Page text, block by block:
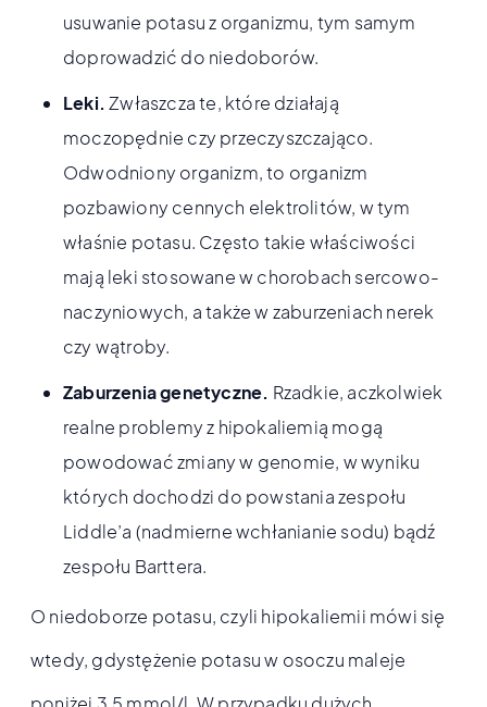
usuwanie potasu z organizmu, tym samym
doprowadzić do niedoborów.
Leki. Zwłaszcza te, które działają
moczopędnie czy przeczyszczająco.
Odwodniony organizm, to organizm
pozbawiony cennych elektrolitów, w tym
właśnie potasu. Często takie właściwości
mają leki stosowane w chorobach sercowo-
naczyniowych, a także w zaburzeniach nerek
czy wątroby.
Zaburzenia genetyczne. Rzadkie, aczkolwiek
realne problemy z hipokaliemią mogą
powodować zmiany w genomie, w wyniku
których dochodzi do powstania zespołu
Liddle’a (nadmierne wchłanianie sodu) bądź
zespołu Barttera.
O niedoborze potasu, czyli hipokaliemii mówi się
wtedy, gdystężenie potasu w osoczu maleje